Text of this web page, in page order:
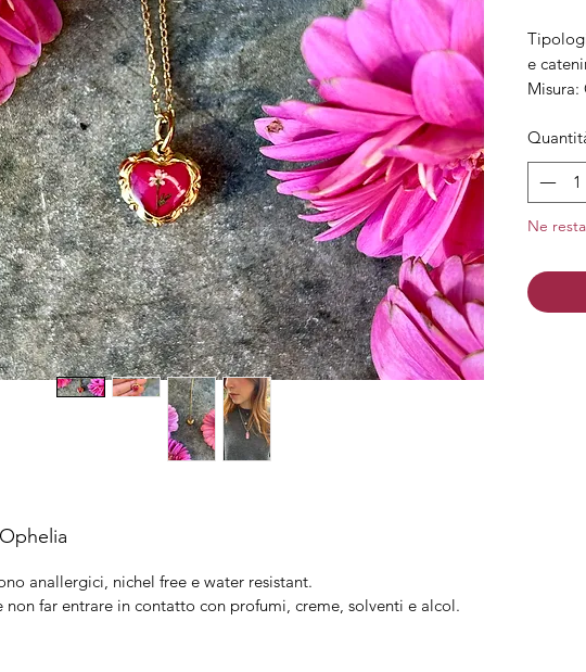
e
nichel
Ne
anallergici, nichel free e water resistant.
non far entrare in contatto con profumi, creme, solventi e alcol.